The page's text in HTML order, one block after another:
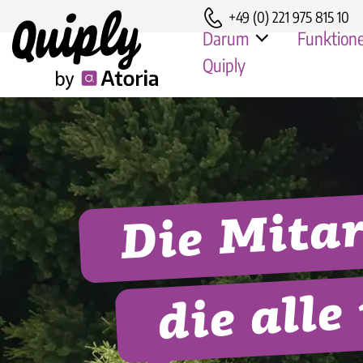
Darum
Quiply
Vorteile
Sicherheit & DSGVO
Persönlicher
Naef
+49 (0) 221 975 815 10
Die
die